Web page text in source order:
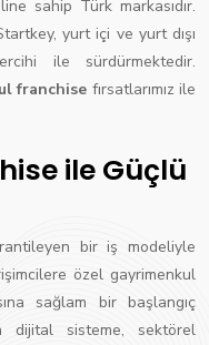
sahip Türk markasıdır.
yurt içi ve yurt dışı
ile sürdürmektedir.
franchise fırsatlarımız ile
ile Güçlü
bir iş modeliyle
özel gayrimenkul
sağlam bir başlangıç
dijital sisteme, sektörel